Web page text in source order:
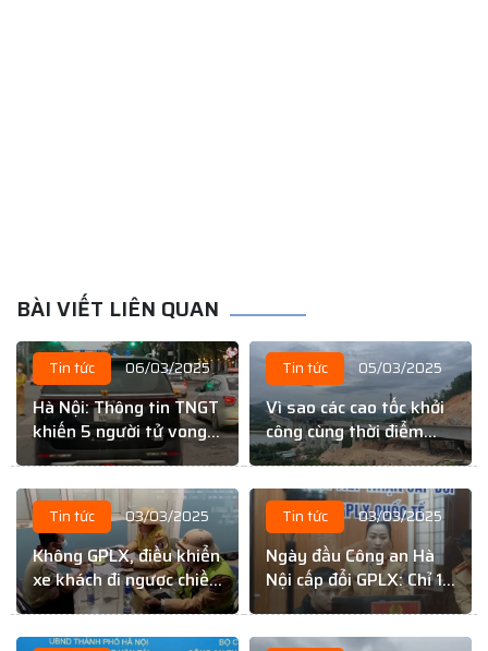
BÀI VIẾT LIÊN QUAN
Tin tức 06/03/2025
Hà Nội: Thông tin TNGT
khiến 5 người tử vong
là sai sự thật
Tin tức 05/03/2025
Vì sao các cao tốc khởi
công cùng thời điểm
nhưng tiến độ lại khác
Tin tức 03/03/2025
Không GPLX, điều khiển
xe khách đi ngược chiều
trên cao tốc Nội Bài –
Tin tức 03/03/2025
Ngày đầu Công an Hà
Nội cấp đổi GPLX: Chỉ 10
– 15 phút